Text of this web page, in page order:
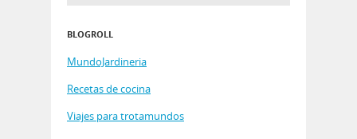
BLOGROLL
MundoJardineria
Recetas de cocina
Viajes para trotamundos